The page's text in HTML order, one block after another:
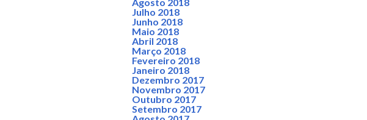
Julho 2018
Junho 2018
Maio 2018
Abril 2018
Março 2018
Fevereiro 2018
Janeiro 2018
Dezembro 2017
Novembro 2017
Outubro 2017
Setembro 2017